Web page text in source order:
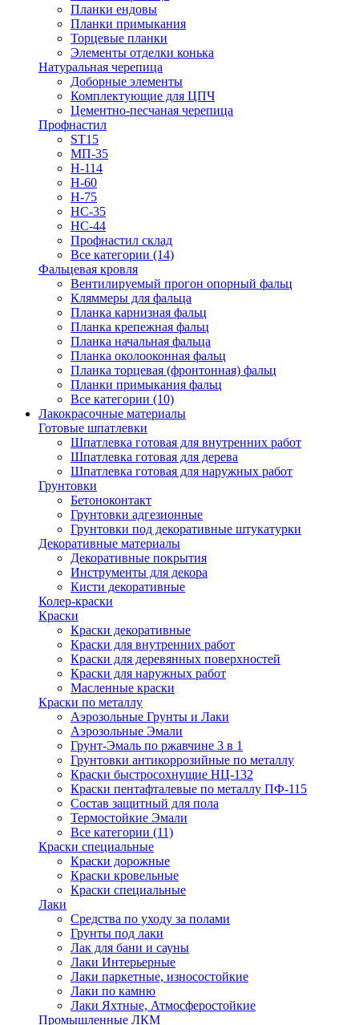
Планки ендовы
Планки примыкания
Торцевые планки
Элементы отделки конька
Натуральная черепица
Доборные элементы
Комплектующие для ЦПЧ
Цементно-песчаная черепица
Профнастил
ST15
МП-35
Н-114
Н-60
Н-75
НС-35
НС-44
Профнастил склад
Все категории (14)
Фальцевая кровля
Вентилируемый прогон опорный фальц
Кляммеры для фальца
Планка карнизная фальц
Планка крепежная фальц
Планка начальная фальца
Планка околооконная фальц
Планка торцевая (фронтонная) фальц
Планки примыкания фальц
Все категории (10)
Лакокрасочные материалы
Готовые шпатлевки
Шпатлевка готовая для внутренних работ
Шпатлевка готовая для дерева
Шпатлевка готовая для наружных работ
Грунтовки
Бетоноконтакт
Грунтовки адгезионные
Грунтовки под декоративные штукатурки
Декоративные материалы
Декоративные покрытия
Инструменты для декора
Кисти декоративные
Колер-краски
Краски
Краски декоративные
Краски для внутренних работ
Краски для деревянных поверхностей
Краски для наружных работ
Масленные краски
Краски по металлу
Аэрозольные Грунты и Лаки
Аэрозольные Эмали
Грунт-Эмаль по ржавчине 3 в 1
Грунтовки антикоррозийные по металлу
Краски быстросохнущие НЦ-132
Краски пентафталевые по металлу ПФ-115
Состав защитный для пола
Термостойкие Эмали
Все категории (11)
Краски специальные
Краски дорожные
Краски кровельные
Краски специальные
Лаки
Cредства по уходу за полами
Грунты под лаки
Лак для бани и сауны
Лаки Интерьерные
Лаки паркетные, износостойкие
Лаки по камню
Лаки Яхтные, Атмосферостойкие
Промышленные ЛКМ